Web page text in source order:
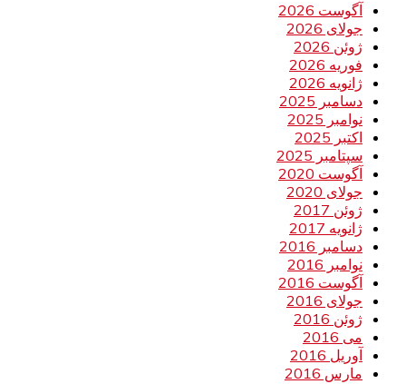
آگوست 2026
جولای 2026
ژوئن 2026
فوریه 2026
ژانویه 2026
دسامبر 2025
نوامبر 2025
اکتبر 2025
سپتامبر 2025
آگوست 2020
جولای 2020
ژوئن 2017
ژانویه 2017
دسامبر 2016
نوامبر 2016
آگوست 2016
جولای 2016
ژوئن 2016
می 2016
آوریل 2016
مارس 2016